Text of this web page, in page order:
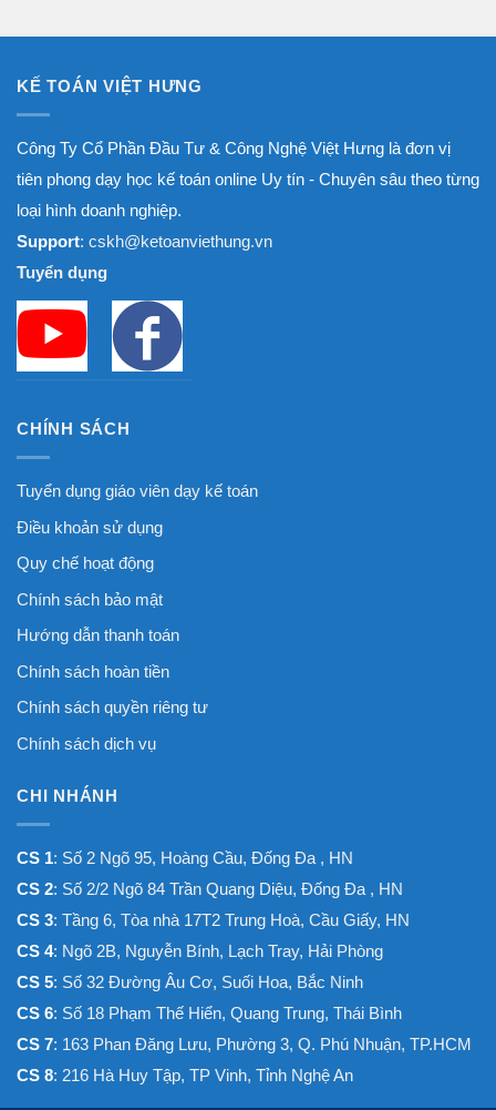
KẾ TOÁN VIỆT HƯNG
Công Ty Cổ Phần Đầu Tư & Công Nghệ Việt Hưng là đơn vị
tiên phong dạy học kế toán online Uy tín - Chuyên sâu theo từng
loại hình doanh nghiệp.
Support: cskh@ketoanviethung.vn
Tuyển dụng
CHÍNH SÁCH
Tuyển dụng giáo viên dạy kế toán
Điều khoản sử dụng
Quy chế hoạt động
Chính sách bảo mật
Hướng dẫn thanh toán
Chính sách hoàn tiền
Chính sách quyền riêng tư
Chính sách dịch vụ
CHI NHÁNH
CS 1: Số 2 Ngõ 95, Hoàng Cầu, Đống Đa , HN
CS 2: Số 2/2 Ngõ 84 Trần Quang Diệu, Đống Đa , HN
CS 3: Tầng 6, Tòa nhà 17T2 Trung Hoà, Cầu Giấy, HN
CS 4: Ngõ 2B, Nguyễn Bính, Lạch Tray, Hải Phòng
CS 5: Số 32 Đường Âu Cơ, Suối Hoa, Bắc Ninh
CS 6: Số 18 Phạm Thế Hiển, Quang Trung, Thái Bình
CS 7: 163 Phan Đăng Lưu, Phường 3, Q. Phú Nhuận, TP.HCM
CS 8: 216 Hà Huy Tập, TP Vinh, Tỉnh Nghệ An